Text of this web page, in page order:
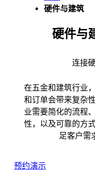
硬件与建筑
硬件与
连接
在五金和建筑行业
和订单会带来复杂
业需要简化的流程
性，以及可靠的方
足客户需
预约演示